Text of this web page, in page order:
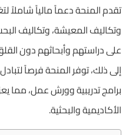
تقدم المنحة دعماً مالياً شاملاً
وتكاليف المعيشة، وتكاليف
على دراستهم وأبحاثهم دون
إلى ذلك، توفر المنحة فرصاً
برامج تدريبية وورش عمل، مما
الأكاديمية والبحثية.